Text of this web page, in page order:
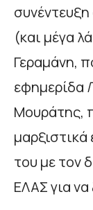
(και µέγα
Γεραµάνη,
εφηµερίδα
Μουράτης,
µαρξιστικά
του µε τον
ΕΛΑΣ για